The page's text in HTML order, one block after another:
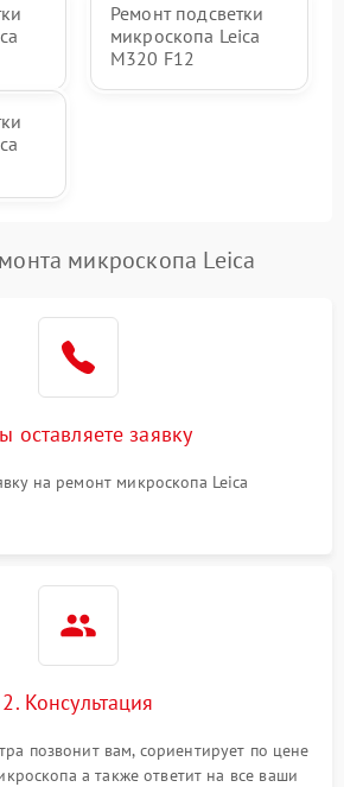
Ремонт подсветки
микроскопа Leica
M320 F12
микроскопа Leica
оставляете заявку
на ремонт микроскопа Leica
2. Консультация
позвонит вам, сориентирует по цене
а также ответит на все ваши